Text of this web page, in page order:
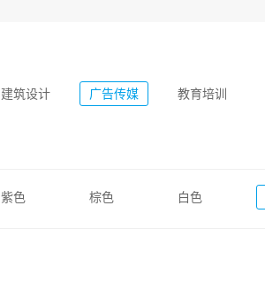
建筑设计 广告传媒 教育培训
紫色 棕色 白色